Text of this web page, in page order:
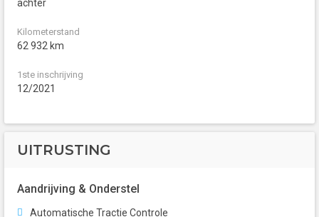
achter
Kilometerstand
62 932 km
1ste inschrijving
12/2021
UITRUSTING
Aandrijving & Onderstel
Automatische Tractie Controle